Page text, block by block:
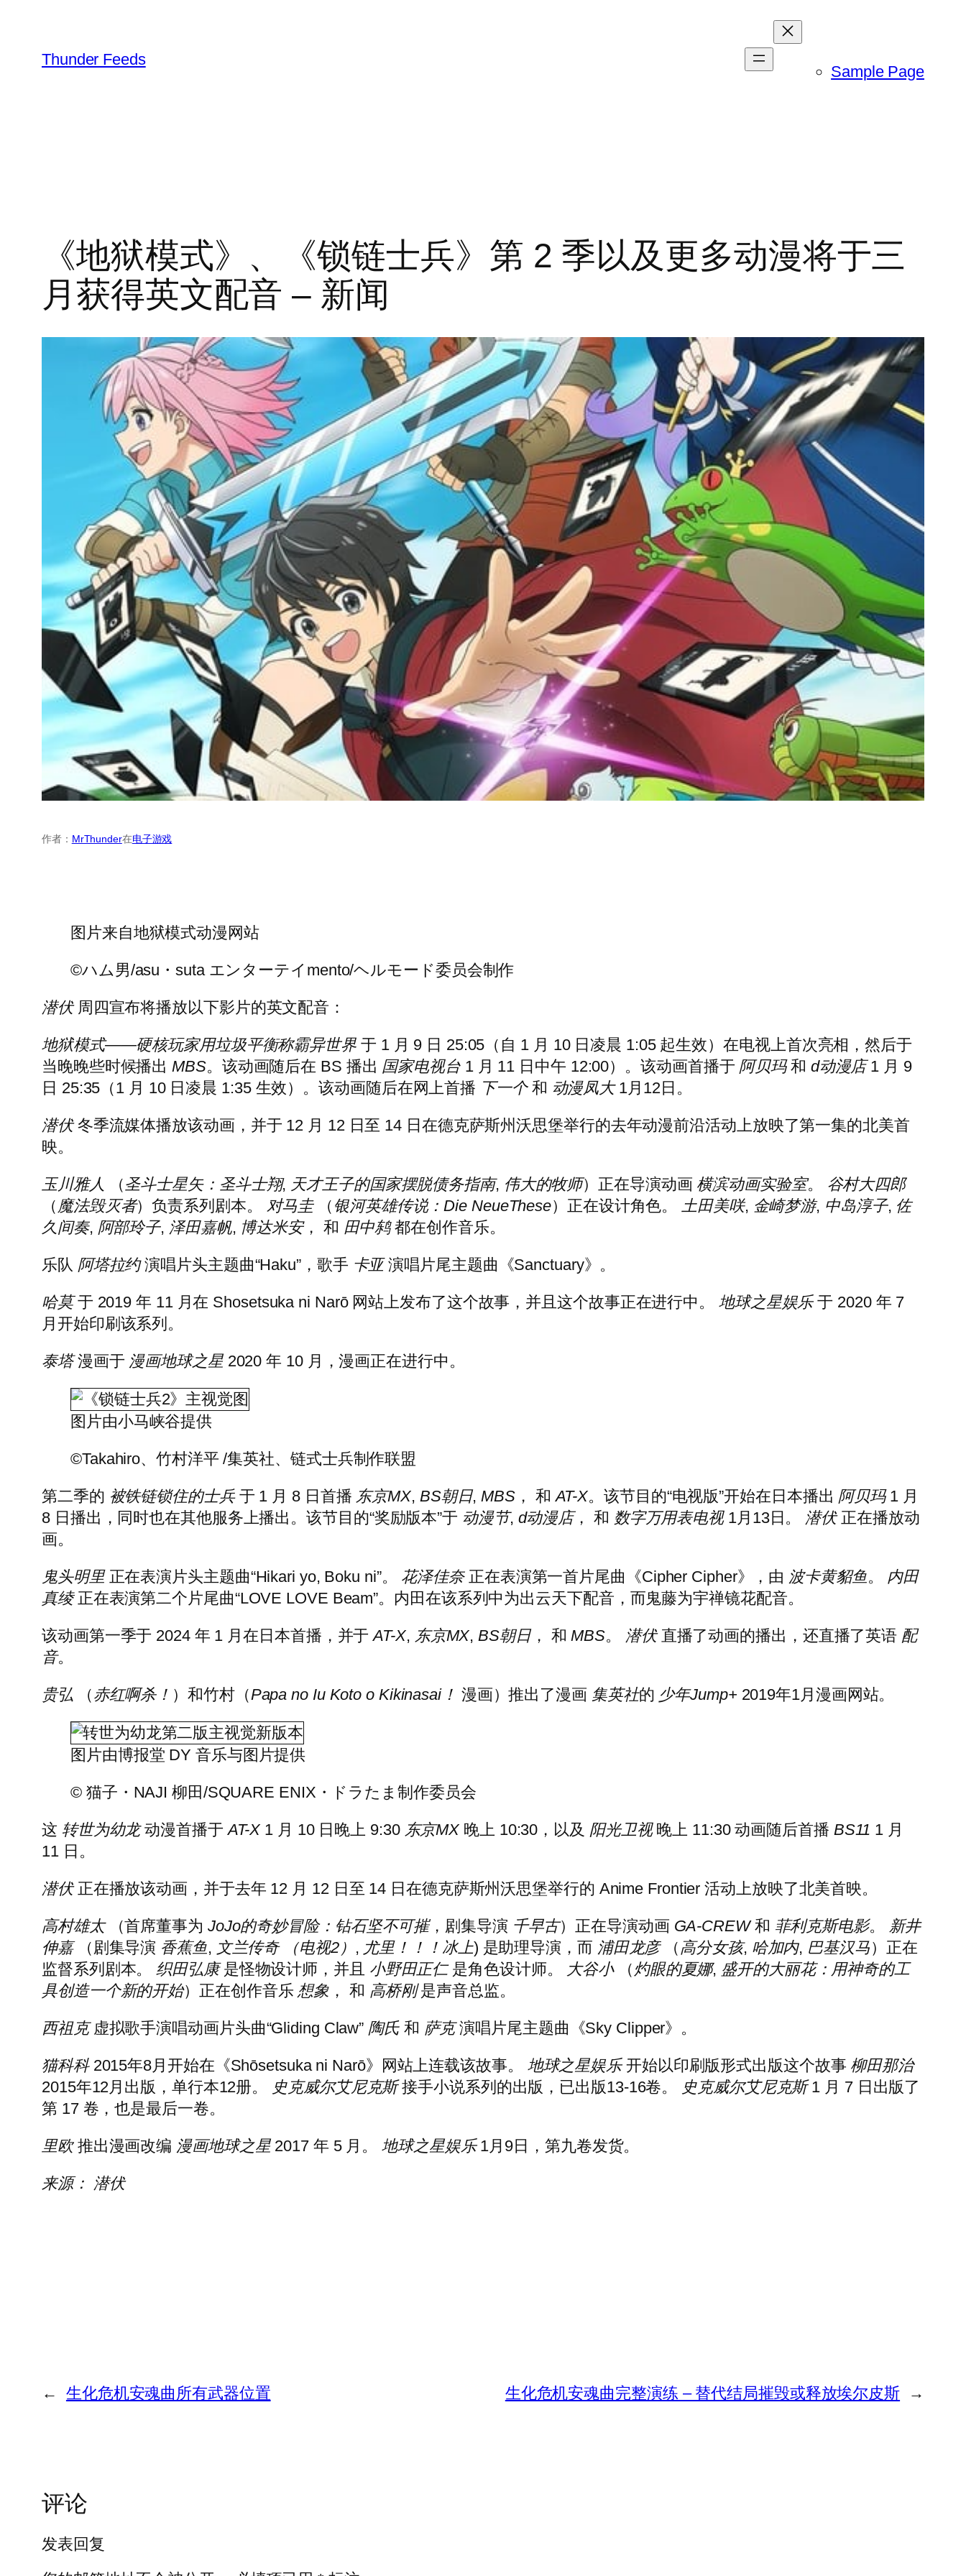
Thunder Feeds
Sample Page
《地狱模式》、《锁链士兵》第 2 季以及更多动漫将于三
月获得英文配音 – 新闻
作者： MrThunder在电子游戏
图片来自地狱模式动漫网站
©ハム男/asu・suta エンターテイmento/ヘルモード委员会制作
潜伏周四宣布将播放以下影片的英文配音：
地狱模式——硬核玩家用垃圾平衡称霸异世界 于 1 月 9 日 25:05（自 1 月 10 日凌晨 1:05 起生效）在电视上首次亮相，然后于
当晚晚些时候播出MBS。该动画随后在 BS 播出 国家电视台1 月 11 日中午 12:00）。该动画首播于 阿贝玛和 d动漫店1 月 9
日 25:35（1 月 10 日凌晨 1:35 生效）。该动画随后在网上首播 下一个和 动漫凤大1月12日。
潜伏冬季流媒体播放该动画，并于 12 月 12 日至 14 日在德克萨斯州沃思堡举行的去年动漫前沿活动上放映了第一集的北美首
映。
玉川雅人 （圣斗士星矢：圣斗士翔, 天才王子的国家摆脱债务指南, 伟大的牧师）正在导演动画 横滨动画实验室。 谷村大四郎
（ 魔法毁灭者）负责系列剧本。 对马圭（ 银河英雄传说：Die NeueThese）正在设计角色。土田美咲, 金崎梦游, 中岛淳子, 佐
久间奏, 阿部玲子, 泽田嘉帆, 博达米安， 和 田中鸫都在创作音乐。
乐队 阿塔拉约演唱片头主题曲“Haku”，歌手 卡亚演唱片尾主题曲《Sanctuary》。
哈莫于 2019 年 11 月在 Shosetsuka ni Narō 网站上发布了这个故事，并且这个故事正在进行中。 地球之星娱乐于 2020 年 7
月开始印刷该系列。
泰塔漫画于 漫画地球之星2020 年 10 月，漫画正在进行中。
图片由小马峡谷提供
©Takahiro、竹村洋平 /集英社、链式士兵制作联盟
第二季的 被铁链锁住的士兵于 1 月 8 日首播 东京MX, BS朝日,MBS， 和AT-X。该节目的“电视版”开始在日本播出 阿贝玛1 月
8 日播出，同时也在其他服务上播出。该节目的“奖励版本”于 动漫节, d动漫店， 和 数字万用表电视1月13日。 潜伏正在播放动
画。
鬼头明里正在表演片头主题曲“Hikari yo, Boku ni”。 花泽佳奈正在表演第一首片尾曲《Cipher Cipher》，由 波卡黄貂鱼。 内田
真绫正在表演第二个片尾曲“LOVE LOVE Beam”。内田在该系列中为出云天下配音，而鬼藤为宇禅镜花配音。
该动画第一季于 2024 年 1 月在日本首播，并于AT-X, 东京MX,BS朝日， 和MBS。 潜伏直播了动画的播出，还直播了英语 配
音。
贵弘 （赤红啊杀！ ）和竹村（Papa no Iu Koto o Kikinasai！ 漫画）推出了漫画 集英社的 少年Jump+ 2019年1月漫画网站。
图片由博报堂 DY 音乐与图片提供
© 猫子・NAJI 柳田/SQUARE ENIX・ドラたま制作委员会
这 转世为幼龙动漫首播于AT-X 1 月 10 日晚上 9:30 东京MX 晚上 10:30，以及 阳光卫视晚上 11:30 动画随后首播 BS11 1 月
11 日。
潜伏正在播放该动画，并于去年 12 月 12 日至 14 日在德克萨斯州沃思堡举行的 Anime Frontier 活动上放映了北美首映。
高村雄太（首席董事为 JoJo的奇妙冒险：钻石坚不可摧，剧集导演 千早古）正在导演动画 GA-CREW和 菲利克斯电影。 新井
伸嘉（剧集导演 香蕉鱼, 文兰传奇（电视2） , 尤里！！！冰上) 是助理导演，而 浦田龙彦（ 高分女孩, 哈加内, 巴基汉马）正在
监督系列剧本。织田弘康是怪物设计师，并且 小野田正仁是角色设计师。 大谷小（ 灼眼的夏娜, 盛开的大丽花：用神奇的工
具创造一个新的开始）正在创作音乐 想象 ， 和 高桥刚是声音总监。
西祖克虚拟歌手演唱动画片头曲“Gliding Claw” 陶氏和 萨克演唱片尾主题曲《Sky Clipper》。
猫科科2015年8月开始在《Shōsetsuka ni Narō》网站上连载该故事。 地球之星娱乐开始以印刷版形式出版这个故事 柳田那治
2015年12月出版，单行本12册。
史克威尔艾尼克斯接手小说系列的出版，已出版13-16卷。 史克威尔艾尼克斯1 月 7 日出版了
第 17 卷，也是最后一卷。
里欧推出漫画改编 漫画地球之星2017 年 5 月。地球之星娱乐1月9日，第九卷发货。
来源： 潜伏
← 生化危机安魂曲所有武器位置 生化危机安魂曲完整演练 – 替代结局摧毁或释放埃尔皮斯 →
评论
发表回复